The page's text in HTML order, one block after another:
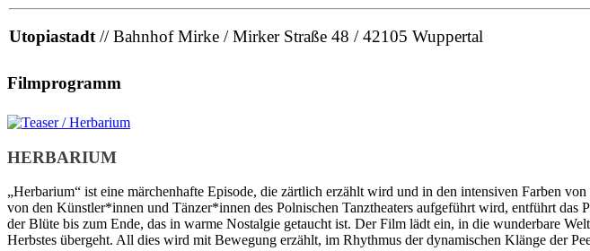
Utopiastadt // Bahnhof Mirke / Mirker Straße 48 / 42105 Wuppertal
Filmprogramm
HERBARIUM
„Herbarium“ ist eine märchenhafte Episode, die zärtlich erzählt wird und in den intensiven Farben
von den Künstler*innen und Tänzer*innen des Polnischen Tanztheaters aufgeführt wird, entführt
der Blüte bis zum Ende, das in warme Nostalgie getaucht ist. Der Film lädt ein, in die wunderbare
Herbstes übergeht. All dies wird mit Bewegung erzählt, im Rhythmus der dynamischen Klänge der